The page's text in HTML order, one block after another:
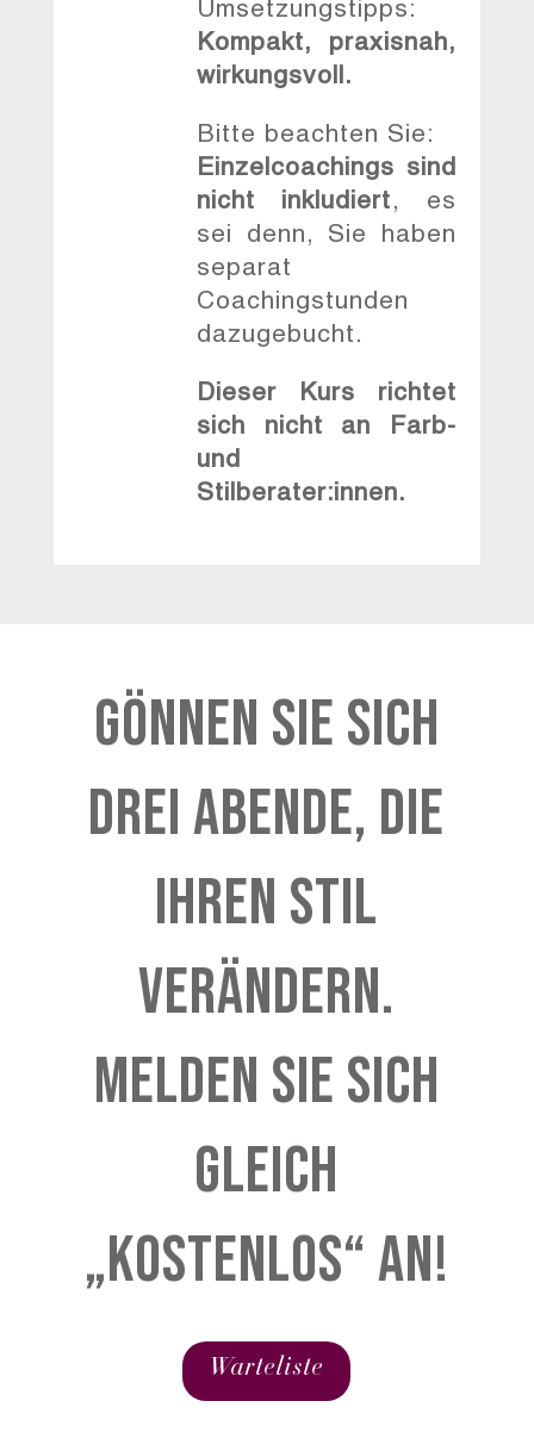
Umsetzungstipps:
Kompakt, praxisnah,
wirkungsvoll.
Bitte beachten Sie:
Einzelcoachings sind
nicht inkludiert, es
sei denn, Sie haben
separat
Coachingstunden
dazugebucht.
Dieser Kurs richtet
sich nicht an Farb-
und
Stilberater:innen.
Gönnen Sie sich
Drei Abende, die
Ihren Stil
Verändern.
MeldeN Sie sich
Gleich
„Kostenlos“ an!
Warteliste